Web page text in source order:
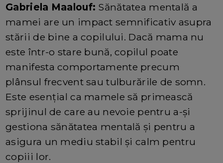
Gabriela Maalouf: Sănătatea mentală a
mamei are un impact semnificativ asupra
stării de bine a copilului. Dacă mama nu
este într-o stare bună, copilul poate
manifesta comportamente precum
plânsul frecvent sau tulburările de somn.
Este esențial ca mamele să primească
sprijinul de care au nevoie pentru a-și
gestiona sănătatea mentală și pentru a
asigura un mediu stabil și calm pentru
copiii lor.